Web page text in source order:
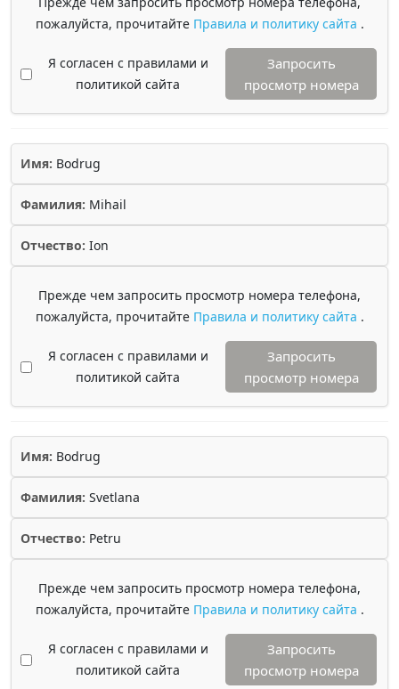
пожалуйста, прочитайте Правила и политику сайта .
Я согласен с правилами и
политикой сайта
Запросить
просмотр номера
Имя: Bodrug
Фамилия: Mihail
Отчество: Ion
Прежде чем запросить просмотр номера телефона,
пожалуйста, прочитайте Правила и политику сайта .
Я согласен с правилами и
политикой сайта
Запросить
просмотр номера
Имя: Bodrug
Фамилия: Svetlana
Отчество: Petru
Прежде чем запросить просмотр номера телефона,
пожалуйста, прочитайте Правила и политику сайта .
Я согласен с правилами и
политикой сайта
Запросить
просмотр номера